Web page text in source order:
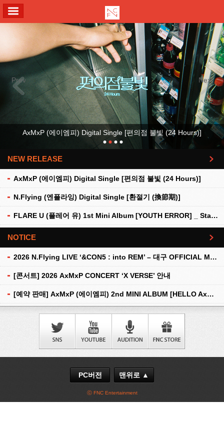
Previous Next
AxMxP (에이엠피) Digital Single [편의점 불빛 (24 Hours)]
NEW RELEASE
AxMxP (에이엠피) Digital Single [편의점 불빛 (24 Hours)]
N.Flying (엔플라잉) Digital Single [환절기 (換節期)]
FLARE U (플레어 유) 1st Mini Album [YOUTH ERROR] _ Stationery Kit Ver.
더보기
NOTICE
2026 N.Flying LIVE ‘&CON5 : into REM’ – 대구 OFFICIAL MD 현장 판매 안내
[콘서트] 2026 AxMxP CONCERT ‘X VERSE’ 안내
[예약 판매] AxMxP (에이엠피) 2nd MINI ALBUM [HELLO AxMxP] 예약 판매 안내
더보기
PC버전 맨위로 ▲
ⓒ FNC Entertainment